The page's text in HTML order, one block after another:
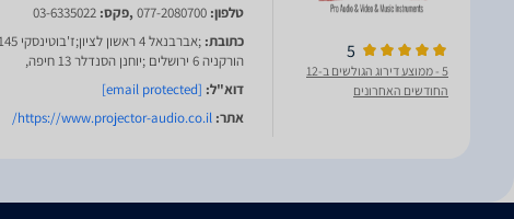
5
5
- ממוצע דירוג הגולשים ב-12
החודשים האחרונים
טלפון: 077-2080700,פקס: 03-6335022
כתובת:
הורקניה 6 ירושלים ;יוחנן הסנדלר 13 חיפה,
דוא"ל: [email protected]
אתר: https://www.projector-audio.co.il/